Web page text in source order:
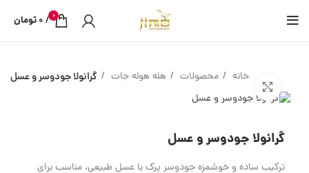
0
/
0تومان
خانه محصولات هله هوله جات گرانولا جودوسر و عسل
گرانولا جودوسر و عسل
ترکیب ساده و خوشمزه جودوسر پرک با عسل طبیعی، مناسب برای